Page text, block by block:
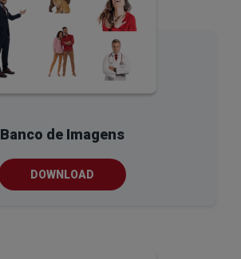
Banco de Imagens
DOWNLOAD